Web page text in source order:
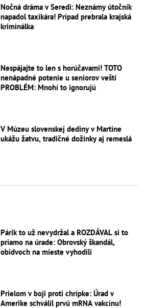
Nočná dráma v Seredi: Neznámy útočník
napadol taxikára! Prípad prebrala krajská
kriminálka
Nespájajte to len s horúčavami! TOTO
nenápadné potenie u seniorov veští
PROBLÉM: Mnohí to ignorujú
V Múzeu slovenskej dediny v Martine
ukážu žatvu, tradičné dožinky aj remeslá
Párik to už nevydržal a ROZDÁVAL si to
priamo na úrade: Obrovský škandál,
obidvoch na mieste vyhodili
Prielom v boji proti chrípke: Úrad v
Amerike schválil prvú mRNA vakcínu!